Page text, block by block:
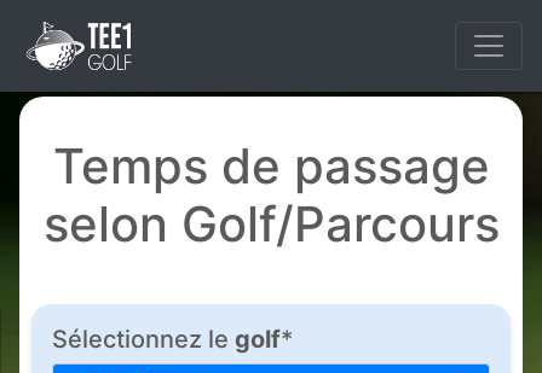
Temps de passage
selon Golf/Parcours
Sélectionnez le golf*